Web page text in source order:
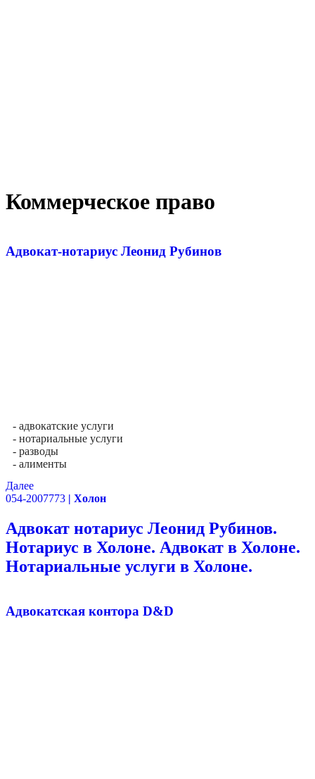
Коммерческое право
Адвокат-нотариус Леонид Рубинов
- адвокатские услуги
- нотариальные услуги
- разводы
- алименты
Далее
054-2007773 | Холон
Адвокат нотариус Леонид Рубинов.
Нотариус в Холоне. Адвокат в Холоне.
Нотариальные услуги в Холоне.
Адвокатская контора D&D